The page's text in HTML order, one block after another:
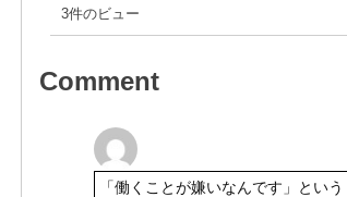
3件のビュー
Comment
「働くことが嫌いなんです」という